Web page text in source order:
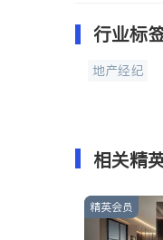
行业标
地产经纪
相关精
精英会员